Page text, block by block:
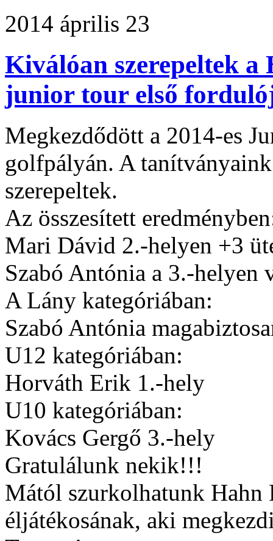
2014 április 23
Kiválóan szerepeltek a
junior tour első
Megkezdődött a 2014-es
golfpályán. A
szerepeltek.
Az összesített
Mari Dávid 2.-helyen +3
Szabó Antónia a 3.-helyen
A Lány kategóriában:
Szabó Antónia
U12 kategóriában:
Horváth Erik 1.-hely
U10 kategóriában:
Kovács Gergő 3.-hely
Gratulálunk nekik!!!
Mától szurkolhatunk Hahn
éljátékosának, aki